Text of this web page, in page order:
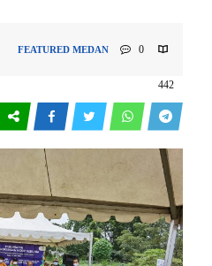
FEATURED MEDAN 0
442